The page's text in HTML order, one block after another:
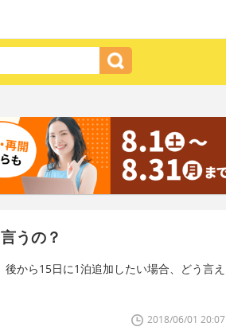
うの？
から15日に1泊追加したい場合、どう言え
2018/06/01 20:07